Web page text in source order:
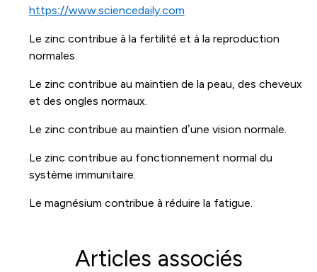
https://www.sciencedaily.com
Le zinc contribue à la fertilité et à la reproduction
normales.
Le zinc contribue au maintien de la peau, des cheveux
et des ongles normaux.
Le zinc contribue au maintien d’une vision normale.
Le zinc contribue au fonctionnement normal du
système immunitaire.
Le magnésium contribue à réduire la fatigue.
Articles associés